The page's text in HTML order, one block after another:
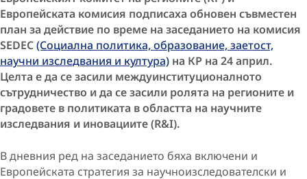
Европейската комисия подписаха обновен съвместен
план за действие по време на заседанието на комисия
SEDEC(Социална политика, образование, заетост,
научни изследвания и култура) на КР на 24 април.
Целта е да се засили междуинституционалното
сътрудничество и да се засили ролята на регионите и
градовете в политиката в областта на научните
изследвания и иновациите (R&I).
В дневния ред на заседанието бяха включени и
Европейската стратегия за научноизследователски и